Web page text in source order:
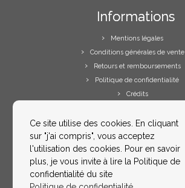
Ce site utilise des cookies. En cliquant
sur "j'ai compris", vous acceptez
l'utilisation des cookies. Pour en savoir
plus, je vous invite à lire la Politique de
confidentialité du site
Informations
Mentions légales
Conditions générales de vente
Retours et remboursements
Politique de confidentialité
Crédits
Votre compte
Me contacter
FAQs